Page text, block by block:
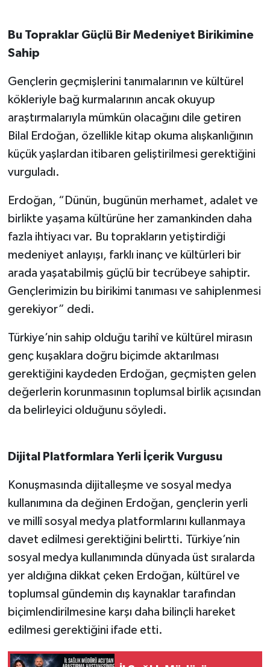
Bu Topraklar Güçlü Bir Medeniyet Birikimine
Sahip
Gençlerin geçmişlerini tanımalarının ve kültürel
kökleriyle bağ kurmalarının ancak okuyup
araştırmalarıyla mümkün olacağını dile getiren
Bilal Erdoğan, özellikle kitap okuma alışkanlığının
küçük yaşlardan itibaren geliştirilmesi gerektiğini
vurguladı.
Erdoğan, “Dünün, bugünün merhamet, adalet ve
birlikte yaşama kültürüne her zamankinden daha
fazla ihtiyacı var. Bu toprakların yetiştirdiği
medeniyet anlayışı, farklı inanç ve kültürleri bir
arada yaşatabilmiş güçlü bir tecrübeye sahiptir.
Gençlerimizin bu birikimi tanıması ve sahiplenmesi
gerekiyor” dedi.
Türkiye’nin sahip olduğu tarihî ve kültürel mirasın
genç kuşaklara doğru biçimde aktarılması
gerektiğini kaydeden Erdoğan, geçmişten gelen
değerlerin korunmasının toplumsal birlik açısından
da belirleyici olduğunu söyledi.
Dijital Platformlara Yerli İçerik Vurgusu
Konuşmasında dijitalleşme ve sosyal medya
kullanımına da değinen Erdoğan, gençlerin yerli
ve millî sosyal medya platformlarını kullanmaya
davet edilmesi gerektiğini belirtti. Türkiye’nin
sosyal medya kullanımında dünyada üst sıralarda
yer aldığına dikkat çeken Erdoğan, kültürel ve
toplumsal gündemin dış kaynaklar tarafından
biçimlendirilmesine karşı daha bilinçli hareket
edilmesi gerektiğini ifade etti.